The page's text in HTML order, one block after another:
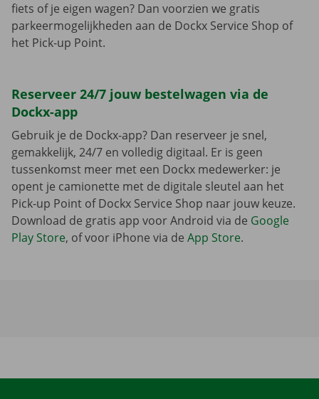
fiets of je eigen wagen? Dan voorzien we gratis
parkeermogelijkheden aan de Dockx Service Shop of
het Pick-up Point.
Reserveer 24/7 jouw bestelwagen via de
Dockx-app
Gebruik je de Dockx-app? Dan reserveer je snel,
gemakkelijk, 24/7 en volledig digitaal. Er is geen
tussenkomst meer met een Dockx medewerker: je
opent je camionette met de digitale sleutel aan het
Pick-up Point of Dockx Service Shop naar jouw keuze.
Download de gratis app voor Android via de Google
Play Store, of voor iPhone via de App Store.